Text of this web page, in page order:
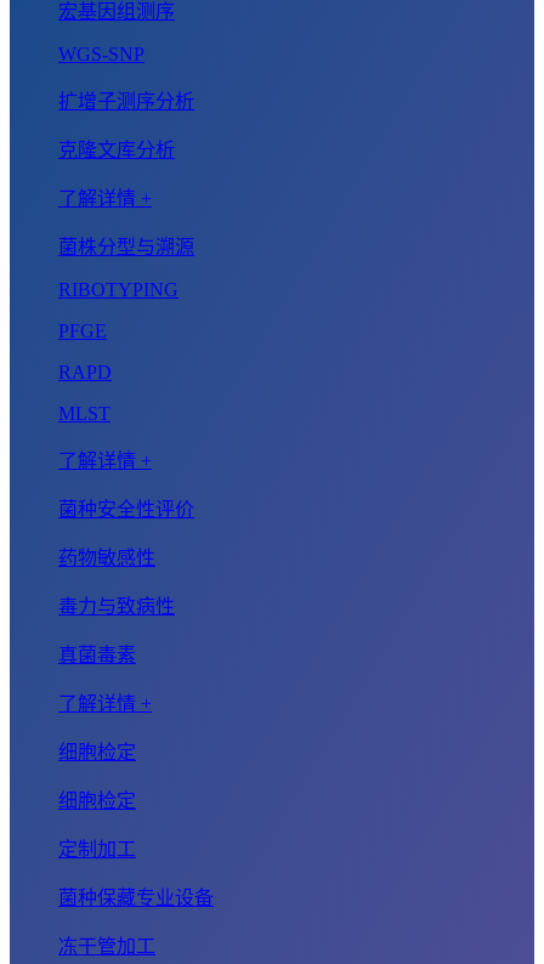
宏基因组测序
WGS-SNP
扩增子测序分析
克隆文库分析
了解详情 +
菌株分型与溯源
RIBOTYPING
PFGE
RAPD
MLST
了解详情 +
菌种安全性评价
药物敏感性
毒力与致病性
真菌毒素
了解详情 +
细胞检定
细胞检定
定制加工
菌种保藏专业设备
冻干管加工